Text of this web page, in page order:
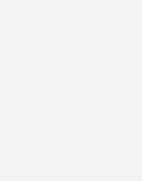
dürfen die